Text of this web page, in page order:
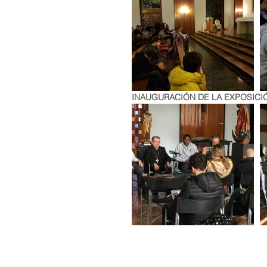
INAUGURACIÓN DE LA